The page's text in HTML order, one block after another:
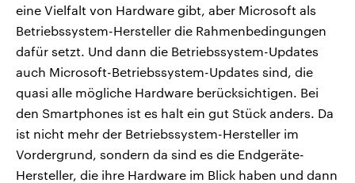
eine Vielfalt von Hardware gibt, aber Microsoft als
Betriebssystem-Hersteller die Rahmenbedingungen
dafür setzt. Und dann die Betriebssystem-Updates
auch Microsoft-Betriebssystem-Updates sind, die
quasi alle mögliche Hardware berücksichtigen. Bei
den Smartphones ist es halt ein gut Stück anders. Da
ist nicht mehr der Betriebssystem-Hersteller im
Vordergrund, sondern da sind es die Endgeräte-
Hersteller, die ihre Hardware im Blick haben und dann